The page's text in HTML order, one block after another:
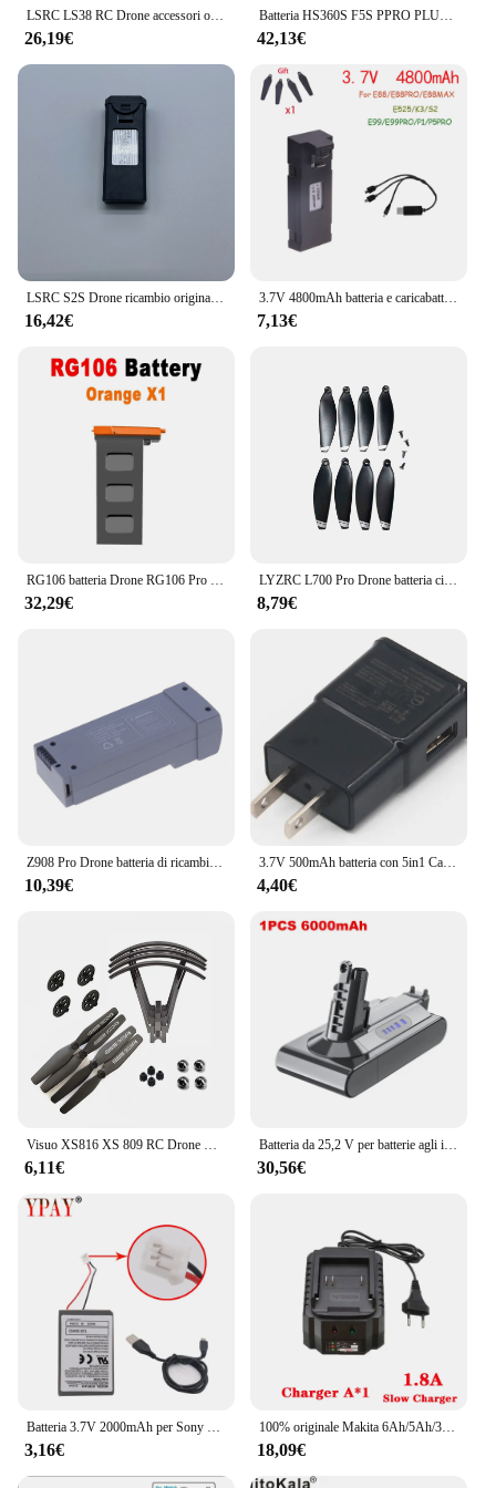
LSRC LS38 RC Drone accessori originali parti di ricambio per batteria al litio 7.4V 2000mAh
26,19€
Batteria HS360S F5S PPRO PLUS RC Drone 7.4V 2000mAh batteria LiPo F5S + parti Quadcopter RC
42,13€
LSRC S2S Drone ricambio originale elica batteria 3.7V 2000mAh parte LS-S2S Kit di accessori Dron
16,42€
3.7V 4800mAh batteria e caricabatterie RC Drone accessorio per E88 E88PRO E99 E99Pro Ls-E525 E525PRO Mini Uav Drone combinazione di batterie
7,13€
32,29€
LYZRC L700 Pro Drone batteria circuito stampato braccio motore pale elica foglia d'acero L700pro Quadcopter pezzi di ricambio
8,79€
10,39€
3.7V 500mAh batteria con 5in1 Caricabatteria per E58 JY019 per Pieghevole 4-axis UAV D30 RC Quadcopter pezzi di Ricambio DS 721855
4,40€
6,11€
Batteria da 25,2 V per batterie agli ioni di litio Dyson V10 SV12 6000 mAh Batteria ricaricabile per aspirapolvere portatile Dyson Batteria di ricambio
30,56€
3,16€
100% originale Makita 6Ah/5Ah/3Ah per Makita 18V Batteria BL1830B BL1850B BL1850 BL1840 BL1860 BL1815 Batteria al litio di ricambio
18,09€